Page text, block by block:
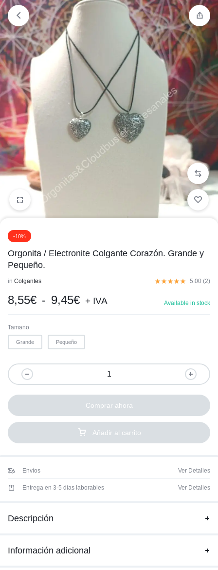
-10%
Orgonita / Electronite Colgante Corazón. Grande y
Pequeño.
in Colgantes 5.00 (2)
8,55€ - 9,45€ + IVA Available in stock
Tamano
Grande Pequeño
Añadir al carrito
Comprar ahora
Envíos Ver Detalles
Entrega en 3-5 días laborables Ver Detalles
Descripción
Información adicional